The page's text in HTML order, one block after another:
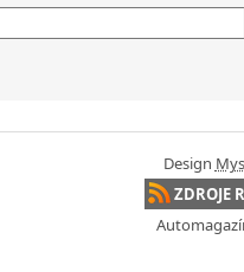
Design
ZDROJE